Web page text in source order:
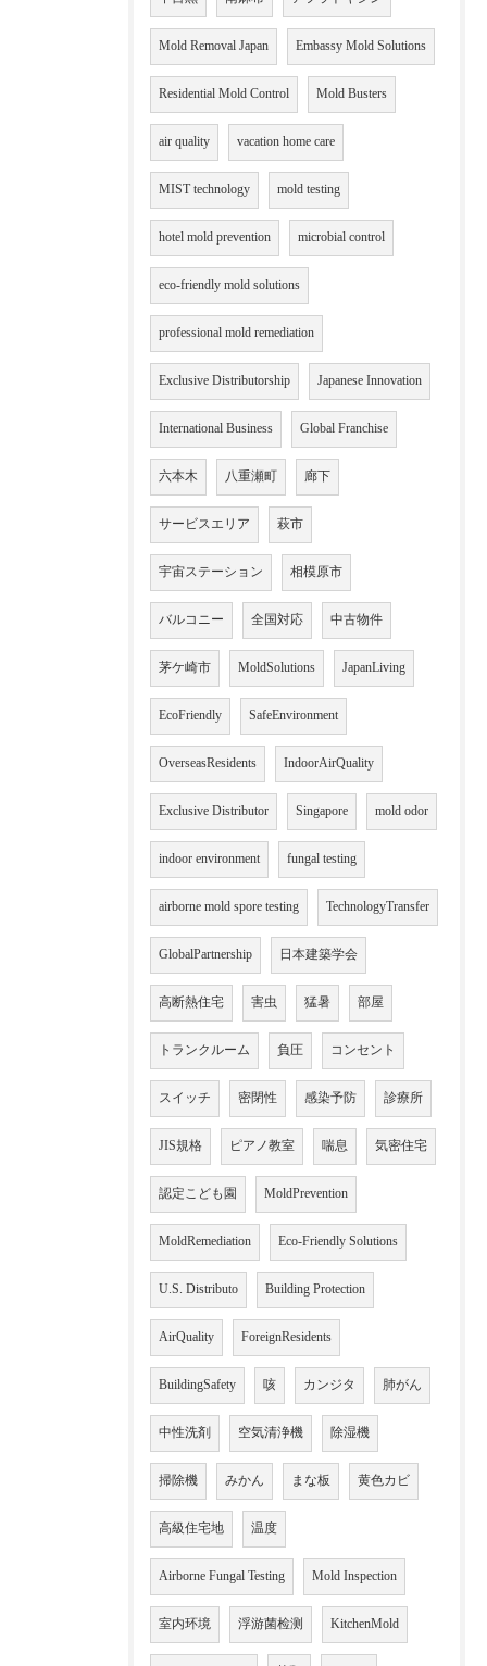
Mold Removal Japan Embassy Mold Solutions
Residential Mold Control Mold Busters
air quality vacation home care
MIST technology mold testing
hotel mold prevention microbial control
eco-friendly mold solutions
professional mold remediation
Exclusive Distributorship Japanese Innovation
International Business Global Franchise
六本木 八重瀬町 廊下
サービスエリア 萩市
宇宙ステーション 相模原市
バルコニー 全国対応 中古物件
茅ケ崎市 MoldSolutions JapanLiving
EcoFriendly SafeEnvironment
OverseasResidents IndoorAirQuality
Exclusive Distributor Singapore mold odor
indoor environment fungal testing
airborne mold spore testing TechnologyTransfer
GlobalPartnership 日本建築学会
高断熱住宅 害虫 猛暑 部屋
トランクルーム 負圧 コンセント
スイッチ 密閉性 感染予防 診療所
JIS規格 ピアノ教室 喘息 気密住宅
認定こども園 MoldPrevention
MoldRemediation Eco-Friendly Solutions
U.S. Distributo Building Protection
AirQuality ForeignResidents
BuildingSafety 咳 カンジタ 肺がん
中性洗剤 空気清浄機 除湿機
掃除機 みかん まな板 黄色カビ
高級住宅地 温度
Airborne Fungal Testing Mold Inspection
室内环境 浮游菌检测 KitchenMold